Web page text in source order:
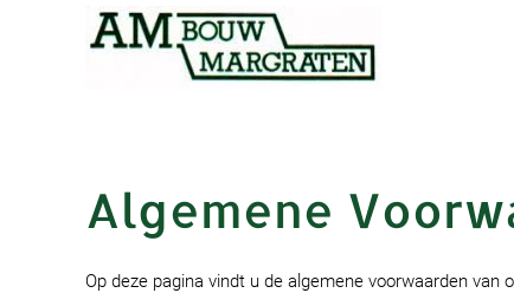
Skip to main content
Algemene
Op deze pagina vindt u de algemene voorwaarden